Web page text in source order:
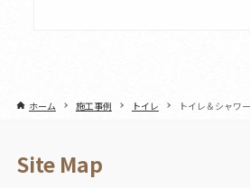
ホーム 施工事例 トイレ トイレ＆シャワ
Site Map